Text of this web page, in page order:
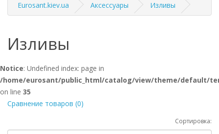
Eurosant.kiev.ua Аксессуары Изливы
Изливы
Notice: Undefined index: page in
/home/eurosant/public_html/catalog/view/theme/default/
on line 35
Сравнение товаров (0)
Сортировка: